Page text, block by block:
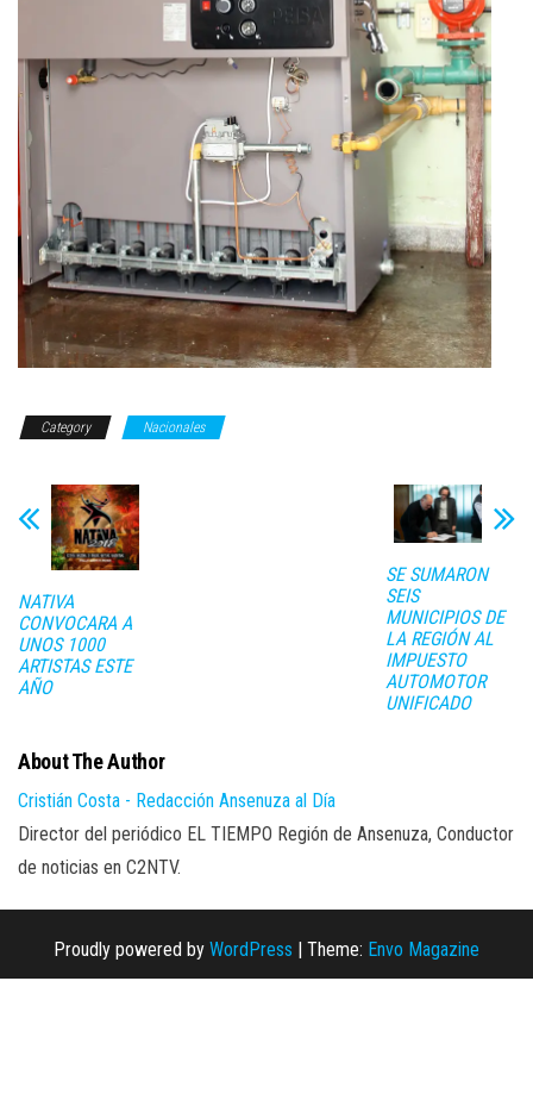
Category Nacionales
NATIVA
CONVOCARA A
UNOS 1000
ARTISTAS ESTE
AÑO
SE SUMARON
SEIS
MUNICIPIOS DE
LA REGIÓN AL
IMPUESTO
AUTOMOTOR
UNIFICADO
About The Author
Cristián Costa - Redacción Ansenuza al Día
Director del periódico EL TIEMPO Región de Ansenuza, Conductor
de noticias en C2NTV.
Proudly powered by WordPress Theme: Envo Magazine